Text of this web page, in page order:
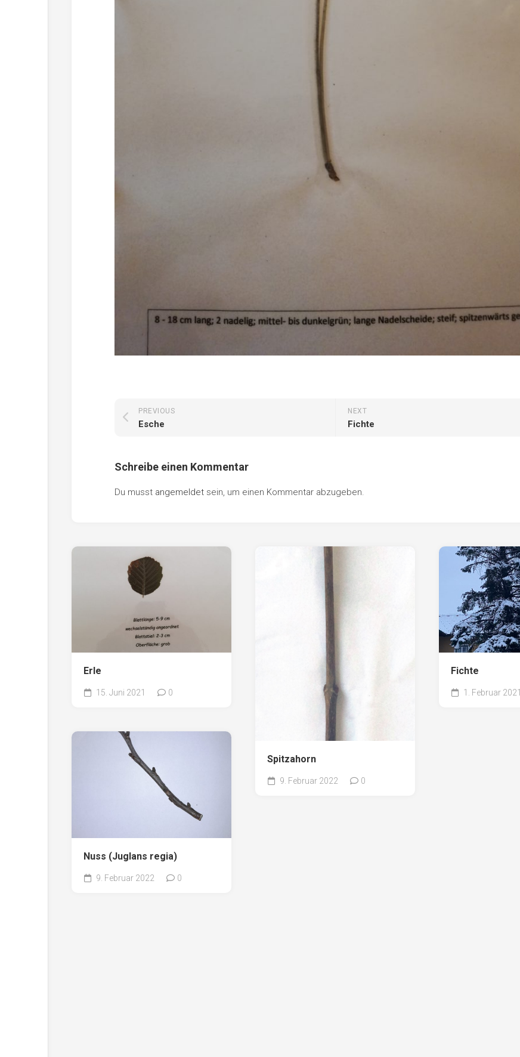
NEXT
Fichte
PREVIOUS
Esche
Schreibe einen Kommentar
Du musst angemeldet sein, um einen Kommentar abzugeben.
Erle
15. Juni 2021 0
Spitzahorn
9. Februar 2022 0
Fichte
1. Februar 2021
Nuss (Juglans regia)
9. Februar 2022 0